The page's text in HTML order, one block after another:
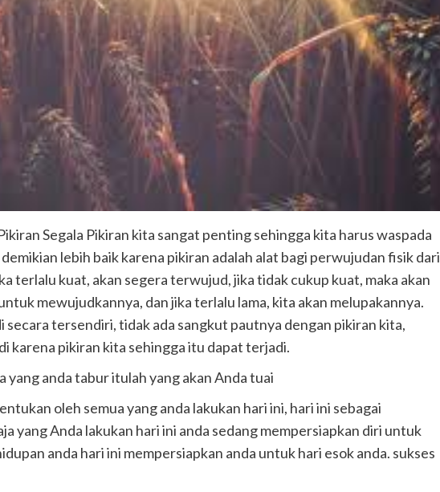
Segala Pikiran kita sangat penting sehingga kita harus waspada
lebih baik karena pikiran adalah alat bagi perwujudan fisik dari
terlalu kuat, akan segera terwujud, jika tidak cukup kuat, maka akan
mewujudkannya, dan jika terlalu lama, kita akan melupakannya.
tersendiri, tidak ada sangkut pautnya dengan pikiran kita,
karena pikiran kita sehingga itu dapat terjadi.
yang anda tabur itulah yang akan Anda tuai
oleh semua yang anda lakukan hari ini, hari ini sebagai
yang Anda lakukan hari ini anda sedang mempersiapkan diri untuk
anda hari ini mempersiapkan anda untuk hari esok anda. sukses